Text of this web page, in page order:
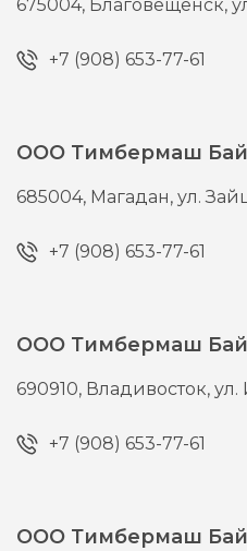
675004, Благовещенск,
+7 (908) 653-77-61
ООО Тимбермаш
685004, Магадан,ул.
+7 (908) 653-77-61
ООО Тимбермаш
690910, Владивосток,ул.
+7 (908) 653-77-61
ООО Тимбермаш